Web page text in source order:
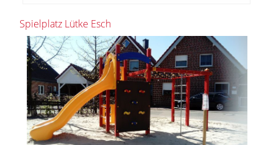
Spielplatz Lütke Esch